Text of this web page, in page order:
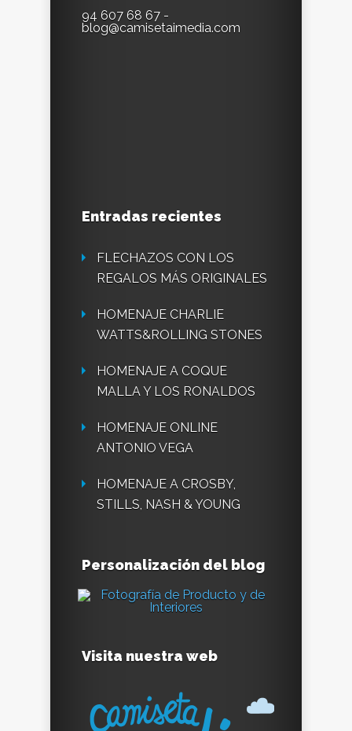
94 607 68 67 -
blog@camisetaimedia.com
Entradas recientes
FLECHAZOS CON LOS
REGALOS MÁS ORIGINALES
HOMENAJE CHARLIE
WATTS&ROLLING STONES
HOMENAJE A COQUE
MALLA Y LOS RONALDOS
HOMENAJE ONLINE
ANTONIO VEGA
HOMENAJE A CROSBY,
STILLS, NASH & YOUNG
Personalización del blog
Visita nuestra web